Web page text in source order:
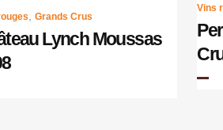
Grands Crus
Lynch Moussas
Vins